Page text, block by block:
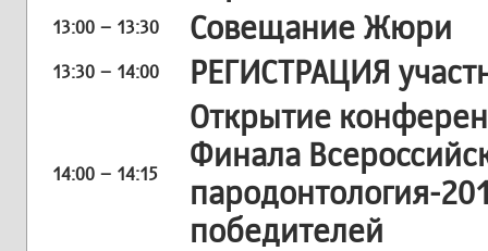
13:00 – 13:30 Совещание Жюри
13:30 – 14:00 РЕГИСТРАЦИЯ
14:00 – 14:15
Открытие
Финала
пародонтология-
победителей